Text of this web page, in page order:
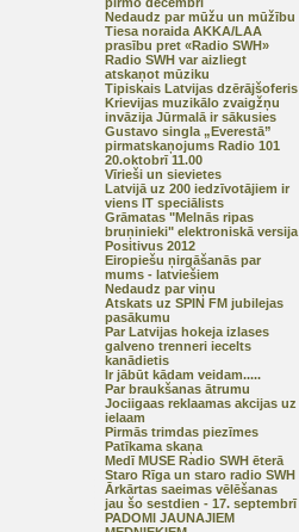
Nedaudz par mūžu un mūžību
Tiesa noraida AKKA/LAA
prasību pret «Radio SWH»
Radio SWH var aizliegt
atskaņot mūziku
Tipiskais Latvijas dzērājšoferis
Krievijas muzikālo zvaigžņu
invāzija Jūrmalā ir sākusies
Gustavo singla „Everestā”
pirmatskaņojums Radio 101
20.oktobrī 11.00
Vīrieši un sievietes
Latvijā uz 200 iedzīvotājiem ir
viens IT speciālists
Grāmatas "Melnās ripas
bruņinieki" elektroniskā versija
Positivus 2012
Eiropiešu ņirgāšanās par
mums - latviešiem
Nedaudz par viņu
Atskats uz SPIN FM jubilejas
pasākumu
Par Latvijas hokeja izlases
galveno trenneri iecelts
kanādietis
Ir jābūt kādam veidam.....
Par braukšanas ātrumu
Jociigaas reklaamas akcijas uz
ielaam
Pirmās trimdas piezīmes
Patīkama skaņa
Medī MUSE Radio SWH ēterā
Staro Rīga un staro radio SWH
Ārkārtas saeimas vēlēšanas
jau šo sestdien - 17. septembrī
PADOMI JAUNAJIEM